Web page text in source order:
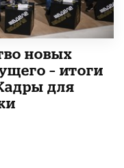
новых
– итоги
для